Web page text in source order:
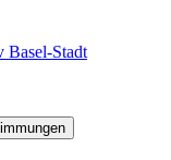
Basel-Stadt